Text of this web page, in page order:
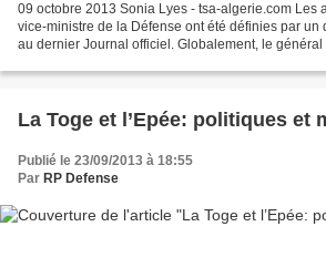
09 octobre 2013 Sonia Lyes - tsa-algerie.com Les
vice-ministre de la Défense ont été définies par un
au dernier Journal officiel. Globalement, le
La Toge et l’Epée: politiques et
Publié le 23/09/2013 à 18:55
Par RP Defense